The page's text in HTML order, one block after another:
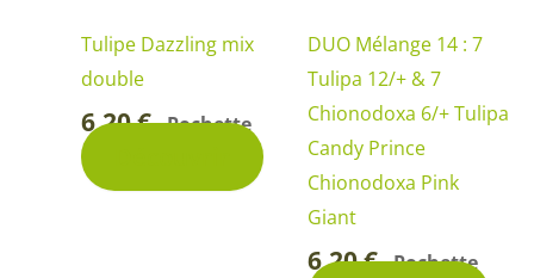
Tulipe Dazzling mix
double
6,20€-Pochette
DUO Mélange 14 : 7
Tulipa 12/+ & 7
Chionodoxa 6/+ Tulipa
Candy Prince
Chionodoxa Pink
Giant
6,20€-Pochette